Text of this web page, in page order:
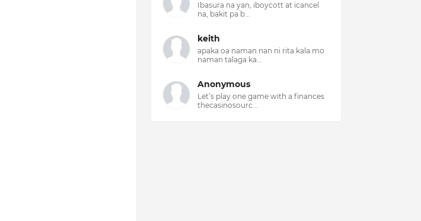
Ibasura na yan, iboycott at icancel
na, bakit pa b...
keith
apaka oa naman nan ni rita kala mo
naman talaga ka...
Anonymous
Let’s play one game with a finances
thecasinosourc...